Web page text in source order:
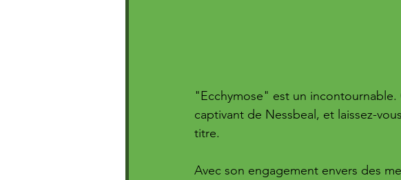
"Ecchymose" est un
captivant de Nessbeal, et laissez-
titre.
Avec son engagement envers des